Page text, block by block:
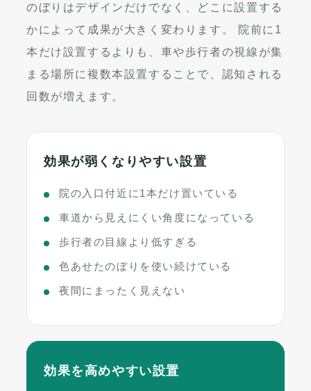
のぼりはデザインだけでなく、どこに設置する
かによって成果が大きく変わります。 院前に1
本だけ設置するよりも、車や歩行者の視線が集
まる場所に複数本設置することで、認知される
回数が増えます。
効果が弱くなりやすい設置
院の入口付近に1本だけ置いている
車道から見えにくい角度になっている
歩行者の目線より低すぎる
色あせたのぼりを使い続けている
夜間にまったく見えない
効果を高めやすい設置